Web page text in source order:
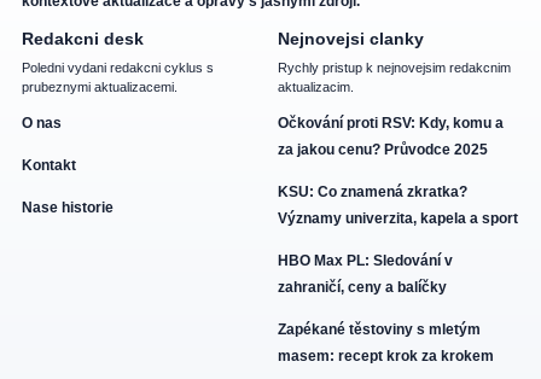
Redakcni desk
Poledni vydani redakcni cyklus s
prubeznymi aktualizacemi.
O nas
Kontakt
Nase historie
Nejnovejsi clanky
Rychly pristup k nejnovejsim redakcnim
aktualizacim.
Očkování proti RSV: Kdy, komu a
za jakou cenu? Průvodce 2025
KSU: Co znamená zkratka?
Významy univerzita, kapela a sport
HBO Max PL: Sledování v
zahraničí, ceny a balíčky
Zapékané těstoviny s mletým
masem: recept krok za krokem